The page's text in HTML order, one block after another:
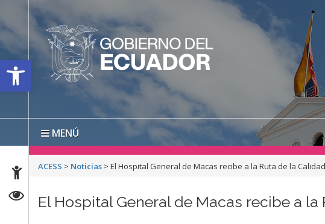
Open toolbar
MENÚ
ACESS > Noticias >El Hospital General de Macas recibe a la Ruta de la Calidad
El Hospital General de Macas recibe a la